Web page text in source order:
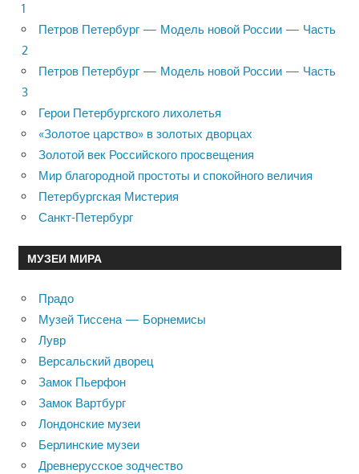
1
Петров Петербург — Модель новой России — Часть
2
Петров Петербург — Модель новой России — Часть
3
Герои Петербургского лихолетья
«Золотое царство» в золотых дворцах
Золотой век Российского просвещения
Мир благородной простоты и спокойного величия
Петербургская Мистерия
Санкт-Петербург
МУЗЕИ МИРА
Прадо
Музей Тиссена — Борнемисы
Лувр
Версальский дворец
Замок Пьерфон
Замок Вартбург
Лондонские музеи
Берлинские музеи
Древнерусское зодчество